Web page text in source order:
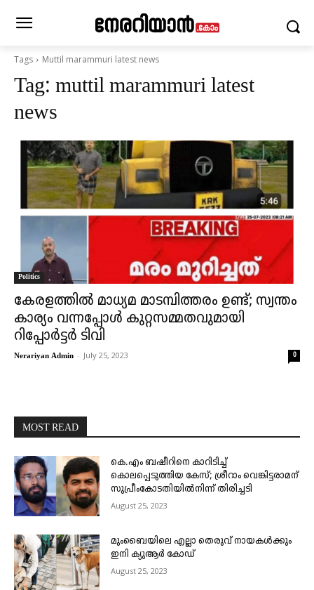
Tags Muttil marammuri latest news
Tag: muttil marammuri latest
news
Politics
കേരളത്തിൽ മാധ്യമ മാടമ്പിത്തരം ഉണ്ട്; സ്വന്തം
കാര്യം വന്നപ്പോൾ കുറ്റസമ്മതവുമായി
റിപ്പോര്‍ട്ടര്‍ ടിവി
Nerariyan Admin - July 25, 2023 0
MOST READ
കെ.എം ബഷീറിനെ കാറിടിച്ച്
കൊലപ്പെടുത്തിയ കേസ്; ശ്രീറാം വെങ്കിട്ടരാമന്
സുപ്രീംകോടതിയിൽനിന്ന് തിരിച്ചടി
August 25, 2023
മുംബൈയിലെ എല്ലാ തെരുവ് നായകൾക്കും
ഇനി ക്യുആർ കോഡ്
August 25, 2023